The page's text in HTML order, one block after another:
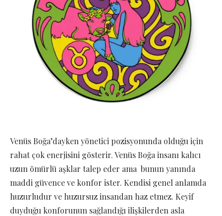
Venüs Boğa’dayken yönetici pozisyonunda olduğu için
rahat çok enerjisini gösterir. Venüs Boğa insanı kalıcı
uzun ömürlü aşklar talep eder ama bunun yanında
maddi güvence ve konfor ister. Kendisi genel anlamda
huzurludur ve huzursuz insandan haz etmez. Keyif
duyduğu konforunun sağlandığı ilişkilerden asla